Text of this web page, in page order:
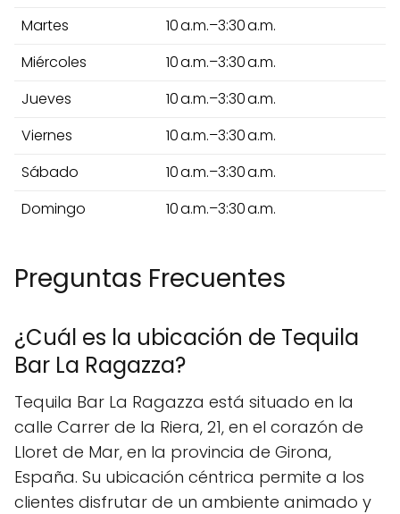
Martes
10 a.m.–3:30 a.m.
Miércoles
10 a.m.–3:30 a.m.
Jueves
10 a.m.–3:30 a.m.
Viernes
10 a.m.–3:30 a.m.
Sábado
10 a.m.–3:30 a.m.
Domingo
10 a.m.–3:30 a.m.
Preguntas Frecuentes
¿Cuál es la ubicación de Tequila
Bar La Ragazza?
Tequila Bar La Ragazza está situado en la
calle Carrer de la Riera, 21, en el corazón de
Lloret de Mar, en la provincia de Girona,
España. Su ubicación céntrica permite a los
clientes disfrutar de un ambiente animado y